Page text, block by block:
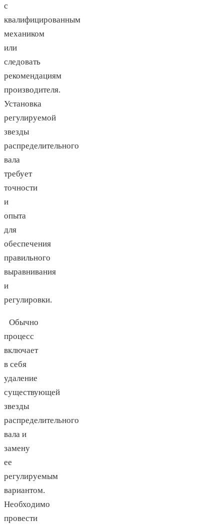
с
квалифицированным
механиком
или
следовать
рекомендациям
производителя.
Установка
регулируемой
звезды
распределительного
вала
требует
точности
и
опыта
для
обеспечения
правильного
выравнивания
и
регулировки.
Обычно
процесс
включает
в себя
удаление
существующей
звезды
распределительного
вала и
замену
ее
регулируемым
вариантом.
Необходимо
провести